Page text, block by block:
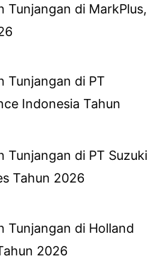
Tunjangan di MarkPlus,
Tunjangan di PT
Indonesia Tahun
Tunjangan di PT Suzuki
Tahun 2026
Tunjangan di Holland
2026